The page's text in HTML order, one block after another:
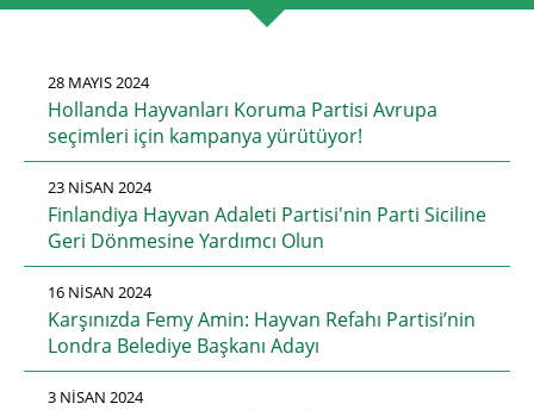
28 MAYIS 2024
Hollanda Hayvanları Koruma Partisi Avrupa
seçimleri için kampanya yürütüyor!
23 NISAN 2024
Finlandiya Hayvan Adaleti Partisi'nin Parti Siciline
Geri Dönmesine Yardımcı Olun
16 NISAN 2024
Karşınızda Femy Amin: Hayvan Refahı Partisi’nin
Londra Belediye Başkanı Adayı
3 NISAN 2024